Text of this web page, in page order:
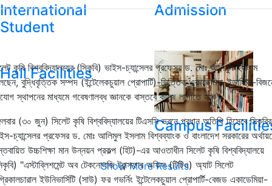
International
Student
Admission
Hall Facilities
Campus
Show More Results
কৃষি বিশ্ববিদ্যালয়ের (সিকৃবি) ভাইস-চ্যান্সেলর প্রফেসর ড. মোঃ আলিমুল ইসলাম
বুদ্ধিবৃত্তিক সম্পদ (ইন্টেলেকচুয়াল প্রোপার্টি)-ভিত্তিক একাডেমিয়া-ইন্ডাস্ট্রি-
স্থাপনের মাধ্যমে গবেষণালব্ধ জ্ঞানকে বাস্তবে কাজে লাগাতে হবে।
(৩০ জুন) সিলেট কৃষি বিশ্ববিদ্যালয়ের টিএসসি ভবনে প্রধান অতিথি হিসেবে সিকৃবির
চ্যান্সেলর প্রফেসর ড. মোঃ আলিমুল ইসলাম বিশ্বব্যাংক ও বাংলাদেশ সরকারের
উচ্চশিক্ষা মান উন্নয়ন প্রকল্প (হিট)-এর আওতাধীন সিলেট কৃষি বিশ্ববিদ্যালয়ে
"এস্টাব্লিশমেন্ট অব টেকনোলজি ট্রান্সফার অফিস (টিটিও) অ্যাট সিলেট
ইউনিভার্সিটি (সাউ) ফর গভর্নিং ইন্টেলেকচুয়াল প্রোপার্টি-বেজড একাডেমিয়া-